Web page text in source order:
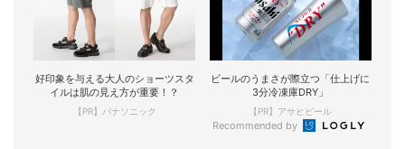
好印象を与える大人のショーツスタ
イルは肌の見え方が重要！？
【PR】パナソニック
ビールのうまさが際立つ「仕上げに
3分冷凍庫DRY」
【PR】アサヒビール
Recommended by